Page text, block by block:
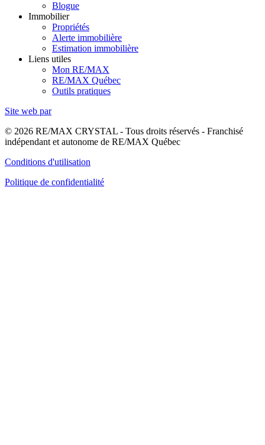
Blogue
Immobilier
Propriétés
Alerte immobilière
Estimation immobilière
Liens utiles
Mon RE/MAX
RE/MAX Québec
Outils pratiques
Site web par
© 2026 RE/MAX CRYSTAL - Tous droits réservés - Franchisé
indépendant et autonome de RE/MAX Québec
Conditions d'utilisation
Politique de confidentialité